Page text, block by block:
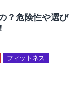
？危険性や選び
フィットネス